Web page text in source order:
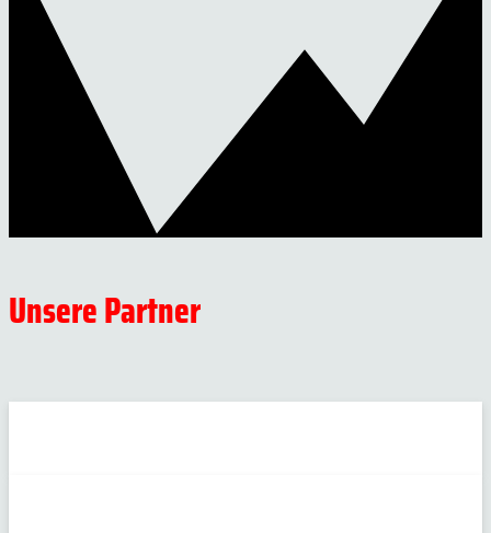
Unsere Partner